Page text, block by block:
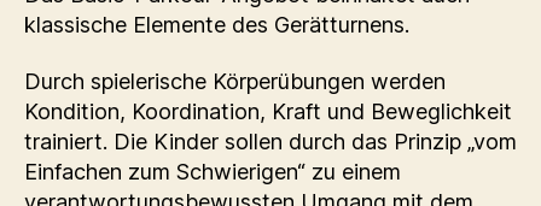
klassische Elemente des Gerätturnens.
Durch spielerische Körperübungen werden
Kondition, Koordination, Kraft und Beweglichkeit
trainiert. Die Kinder sollen durch das Prinzip „vom
Einfachen zum Schwierigen“ zu einem